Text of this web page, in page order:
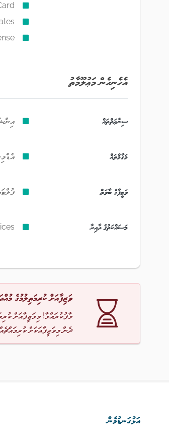
އެހެނިހެން މަޢުލޫމާތު
ސިނާޢަތްތައް
މަޤާމްތައް
ވަޒީފާގެ ބާވަތް
މަސައްކަތުގެ ދާއިރާ
ވަޒިފާއަށް ކުރިމަތިލުމުގެ
މާފުކުރައްވާ! މިވަޒީފާއަށް
ދެން މިވަޒީފާއަކަށް
އަޅުގަނޑުމެން